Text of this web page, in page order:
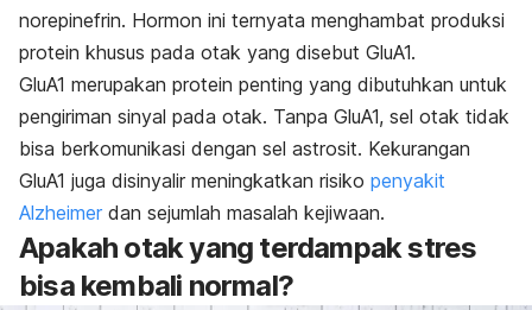
norepinefrin. Hormon ini ternyata menghambat produksi
protein khusus pada otak yang disebut GluA1.
GluA1 merupakan protein penting yang dibutuhkan untuk
pengiriman sinyal pada otak. Tanpa GluA1, sel otak tidak
bisa berkomunikasi dengan sel astrosit. Kekurangan
GluA1 juga disinyalir meningkatkan risiko penyakit
Alzheimer dan sejumlah masalah kejiwaan.
Apakah otak yang terdampak stres
bisa kembali normal?